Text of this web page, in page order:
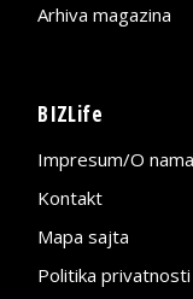
Arhiva magazina
BIZLife
Impresum/O nama
Kontakt
Mapa sajta
Politika privatnosti